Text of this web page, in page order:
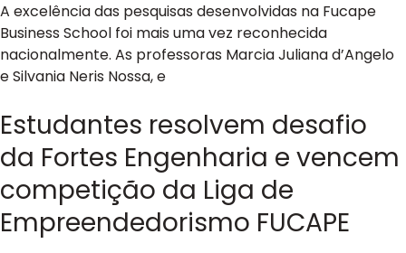
A excelência das pesquisas desenvolvidas na Fucape
Business School foi mais uma vez reconhecida
nacionalmente. As professoras Marcia Juliana d’Angelo
e Silvania Neris Nossa, e
Estudantes resolvem desafio
da Fortes Engenharia e vencem
competição da Liga de
Empreendedorismo FUCAPE